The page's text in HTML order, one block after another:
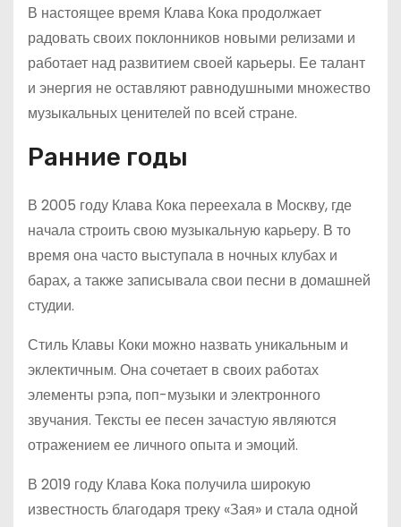
В настоящее время Клава Кока продолжает
радовать своих поклонников новыми релизами и
работает над развитием своей карьеры. Ее талант
и энергия не оставляют равнодушными множество
музыкальных ценителей по всей стране.
Ранние годы
В 2005 году Клава Кока переехала в Москву, где
начала строить свою музыкальную карьеру. В то
время она часто выступала в ночных клубах и
барах, а также записывала свои песни в домашней
студии.
Стиль Клавы Коки можно назвать уникальным и
эклектичным. Она сочетает в своих работах
элементы рэпа, поп-музыки и электронного
звучания. Тексты ее песен зачастую являются
отражением ее личного опыта и эмоций.
В 2019 году Клава Кока получила широкую
известность благодаря треку «Зая» и стала одной